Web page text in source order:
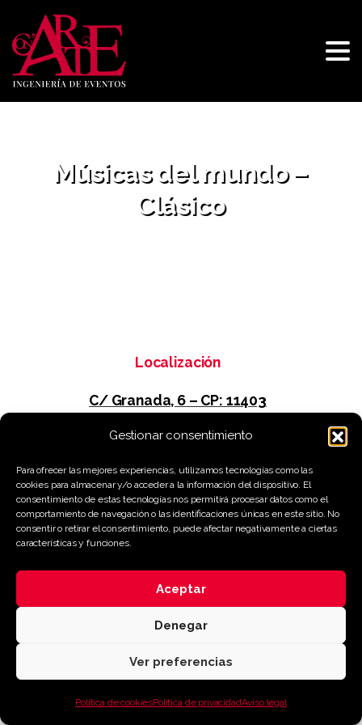
Gestionar consentimiento
Para ofrecer las mejores experiencias, utilizamos tecnologías como las
cookies para almacenar y/o acceder a la información del dispositivo. El
consentimiento de estas tecnologías nos permitirá procesar datos como el
comportamiento de navegación o las identificaciones únicas en este sitio. No
consentir o retirar el consentimiento, puede afectar negativamente a ciertas
características y funciones.
Aceptar
Denegar
Ver preferencias
Política de cookiesPolítica de privacidadAviso legal
Músicas del mundo –
Clásico
Localización
C/ Granada, 6 – CP: 11403
Jerez de la Fra. (Cádiz)
Contacto
629 332 046 – 956 329 706
jacinto@conarte.es
Todos los derechos reservados · 2022
Diseño web:Pixerama